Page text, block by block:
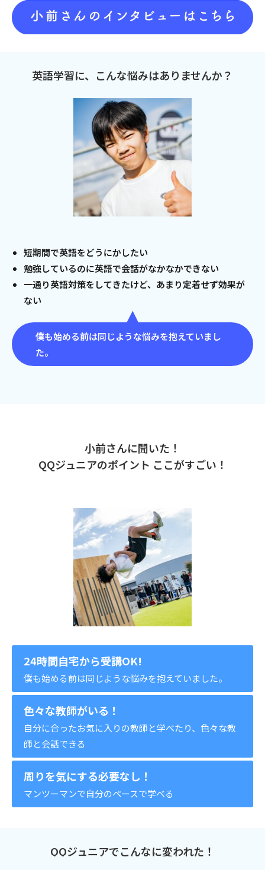
英語学習に、こんな悩みはありませんか？
短期間で英語をどうにかしたい
勉強しているのに英語で会話がなかなかできない
一通り英語対策をしてきたけど、あまり定着せず効果が
ない
僕も始める前は同じような悩みを抱えていまし
た。
小前さんに聞いた！
QQジュニアのポイント ここがすごい！
24時間自宅から受講OK!
僕も始める前は同じような悩みを抱えていました。
色々な教師がいる！
自分に合ったお気に入りの教師と学べたり、色々な教
師と会話できる
周りを気にする必要なし！
マンツーマンで自分のペースで学べる
QQジュニアでこんなに変われた！